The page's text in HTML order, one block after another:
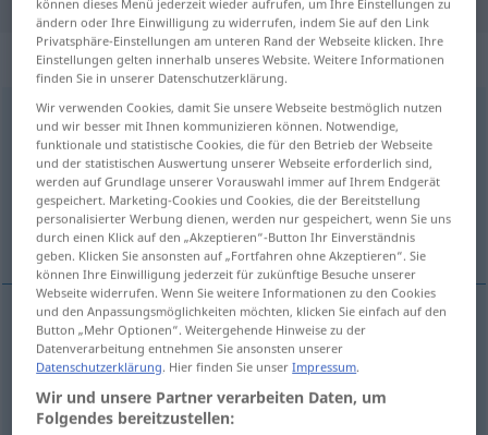
„Repetition“: Femininum
Repetition [repetiˈtsɪ̆oːn]f <Repetition;Repetitionen>
Übersicht aller Übersetzungen
(Für mehr Details die Übersetzung anklicken/antippen)
review, revision
review US Repetition
revision BR Repetition
können dieses Menü jederzeit wieder aufrufen, um Ihre Einstellungen zu
ändern oder Ihre Einwilligung zu widerrufen, indem Sie auf den Link
Privatsphäre-Einstellungen am unteren Rand der Webseite klicken. Ihre
Einstellungen gelten innerhalb unseres Website. Weitere Informationen
finden Sie in unserer Datenschutzerklärung.
Wir verwenden Cookies, damit Sie unsere Webseite bestmöglich nutzen
und wir besser mit Ihnen kommunizieren können. Notwendige,
funktionale und statistische Cookies, die für den Betrieb der Webseite
und der statistischen Auswertung unserer Webseite erforderlich sind,
werden auf Grundlage unserer Vorauswahl immer auf Ihrem Endgerät
gespeichert. Marketing-Cookies und Cookies, die der Bereitstellung
personalisierter Werbung dienen, werden nur gespeichert, wenn Sie uns
durch einen Klick auf den „Akzeptieren“-Button Ihr Einverständnis
geben. Klicken Sie ansonsten auf „Fortfahren ohne Akzeptieren“. Sie
können Ihre Einwilligung jederzeit für zukünftige Besuche unserer
Webseite widerrufen. Wenn Sie weitere Informationen zu den Cookies
und den Anpassungsmöglichkeiten möchten, klicken Sie einfach auf den
Button „Mehr Optionen“. Weitergehende Hinweise zu der
Datenverarbeitung entnehmen Sie ansonsten unserer
Datenschutzerklärung. Hier finden Sie unserImpressum.
Wir und unsere Partner verarbeiten Daten, um
Folgendes bereitzustellen: